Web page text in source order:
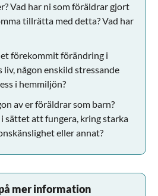
Vad har ni som föräldrar gjort
tillrätta med detta? Vad har
förekommit förändring i
någon enskild stressande
i hemmiljön?
av er föräldrar som barn?
sättet att fungera, kring starka
eller annat?
mer information